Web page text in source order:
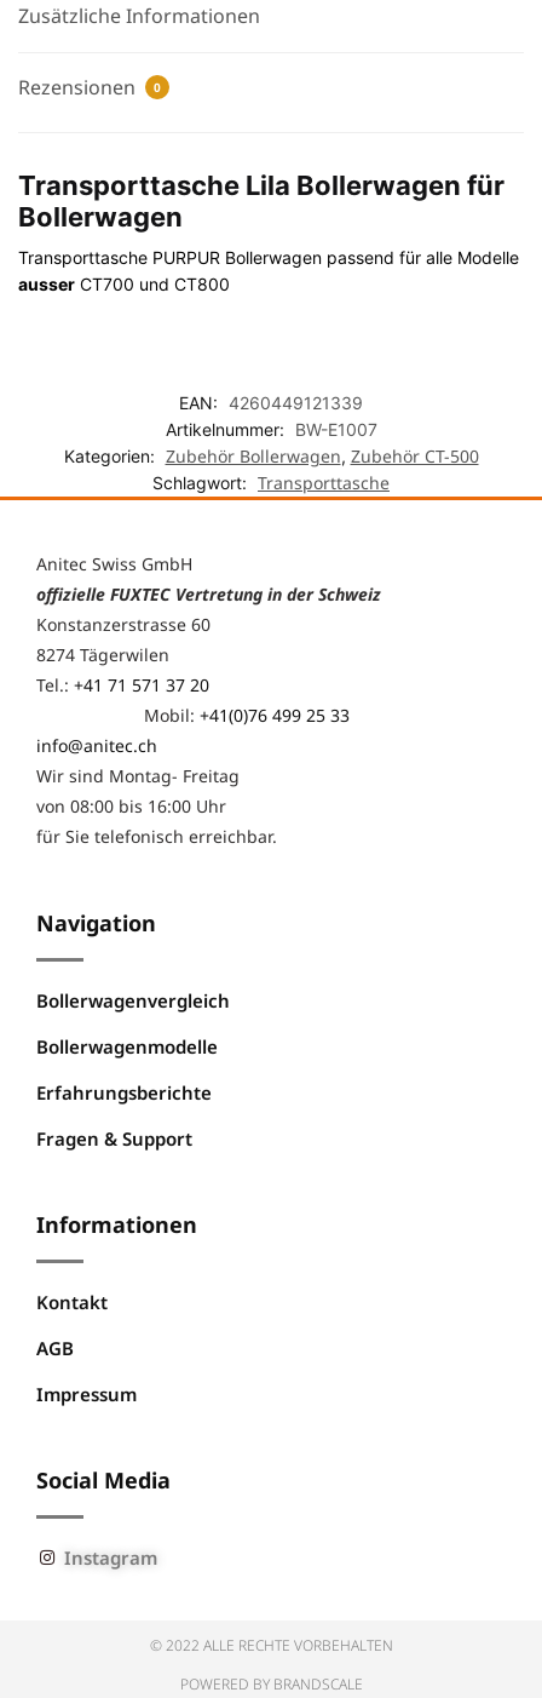
Zusätzliche Informationen
Rezensionen 0
Transporttasche Lila Bollerwagen für
Bollerwagen
Transporttasche PURPUR Bollerwagen passend für alle Modelle
ausser CT700 und CT800
EAN: 4260449121339
Artikelnummer:
BW-E1007
Kategorien: Zubehör Bollerwagen, Zubehör CT-500
Schlagwort: Transporttasche
Anitec Swiss GmbH
offizielle FUXTEC Vertretung in der Schweiz
Konstanzerstrasse 60
8274 Tägerwilen
Tel.: +41 71 571 37 20
Mobil: +41(0)76 499 25 33
info@anitec.ch
Wir sind Montag- Freitag
von 08:00 bis 16:00 Uhr
für Sie telefonisch erreichbar.
Navigation
Bollerwagenvergleich
Bollerwagenmodelle
Erfahrungsberichte
Fragen & Support
Informationen
Kontakt
AGB
Impressum
Social Media
Instagram
© 2022 ALLE RECHTE VORBEHALTEN
POWERED BY BRANDSCALE